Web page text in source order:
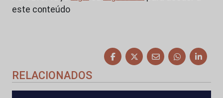
este conteúdo
RELACIONADOS